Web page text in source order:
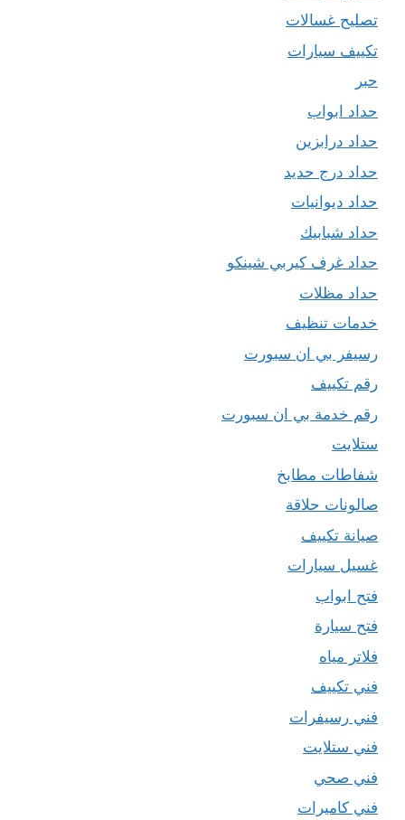
تصليح غسالات
تكييف سيارات
حبر
حداد ابواب
حداد درابزين
حداد درج حديد
حداد ديوانيات
حداد شبابيك
حداد غرف كيربي شينكو
حداد مظلات
خدمات تنظيف
رسيفر بي ان سبورت
رقم تكييف
رقم خدمة بي ان سبورت
ستلايت
شفاطات مطابخ
صالونات حلاقة
صيانة تكييف
غسيل سيارات
فتح ابواب
فتح سيارة
فلاتر مياه
فني تكييف
فني رسيفرات
فني ستلايت
فني صحي
فني كاميرات